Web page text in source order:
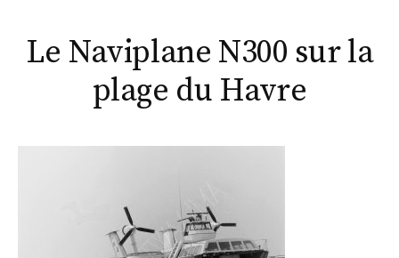
Le Naviplane N300 sur la
plage du Havre